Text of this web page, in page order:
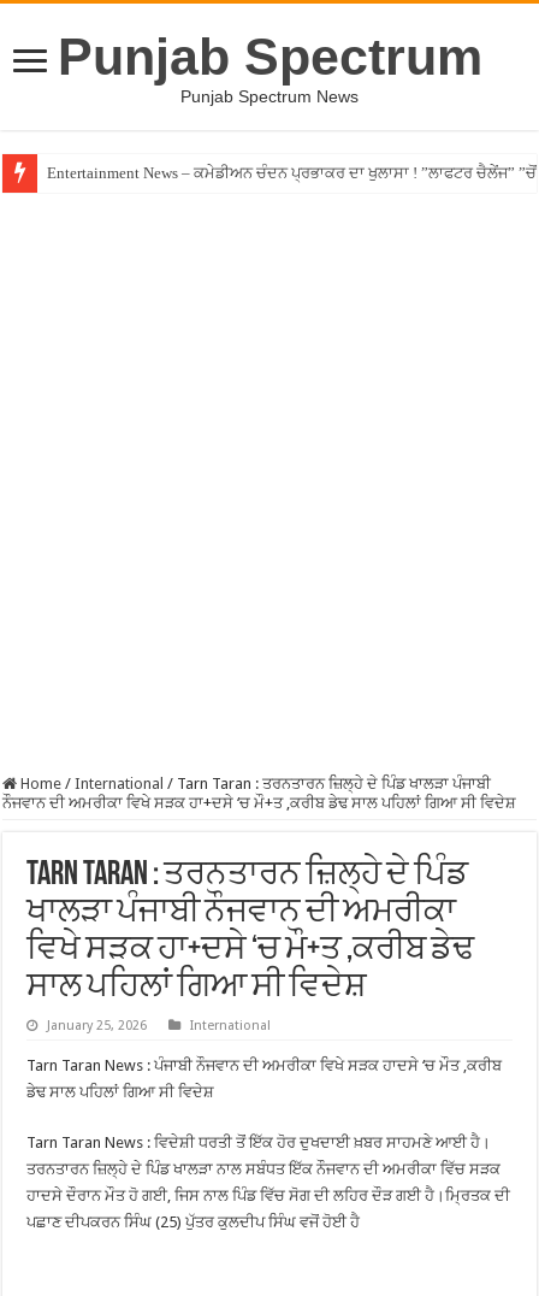
Punjab Spectrum
Punjab Spectrum News
Entertainment News – ਕਮੇਡੀਅਨ ਚੰਦਨ ਪ੍ਰਭਾਕਰ ਦਾ ਖੁਲਾਸਾ ! ”ਲਾਫਟਰ ਚੈਲੇਂਜ”
Home / International / Tarn Taran : ਤਰਨਤਾਰਨ ਜ਼ਿਲ੍ਹੇ ਦੇ ਪਿੰਡ ਖਾਲੜਾ ਪੰਜਾਬੀ
ਨੌਜਵਾਨ ਦੀ ਅਮਰੀਕਾ ਵਿਖੇ ਸੜਕ ਹਾ+ਦਸੇ ‘ਚ ਮੌ+ਤ ,ਕਰੀਬ ਡੇਢ ਸਾਲ ਪਹਿਲਾਂ ਗਿਆ ਸੀ ਵਿਦੇਸ਼
Tarn Taran : ਤਰਨਤਾਰਨ ਜ਼ਿਲ੍ਹੇ ਦੇ ਪਿੰਡ
ਖਾਲੜਾ ਪੰਜਾਬੀ ਨੌਜਵਾਨ ਦੀ ਅਮਰੀਕਾ
ਵਿਖੇ ਸੜਕ ਹਾ+ਦਸੇ ‘ਚ ਮੌ+ਤ ,ਕਰੀਬ ਡੇਢ
ਸਾਲ ਪਹਿਲਾਂ ਗਿਆ ਸੀ ਵਿਦੇਸ਼
January 25, 2026 International
Tarn Taran News : ਪੰਜਾਬੀ ਨੌਜਵਾਨ ਦੀ ਅਮਰੀਕਾ ਵਿਖੇ ਸੜਕ ਹਾਦਸੇ ‘ਚ ਮੌਤ ,ਕਰੀਬ
ਡੇਢ ਸਾਲ ਪਹਿਲਾਂ ਗਿਆ ਸੀ ਵਿਦੇਸ਼
Tarn Taran News : ਵਿਦੇਸ਼ੀ ਧਰਤੀ ਤੋਂ ਇੱਕ ਹੋਰ ਦੁਖਦਾਈ ਖ਼ਬਰ ਸਾਹਮਣੇ ਆਈ ਹੈ।
ਤਰਨਤਾਰਨ ਜ਼ਿਲ੍ਹੇ ਦੇ ਪਿੰਡ ਖਾਲੜਾ ਨਾਲ ਸਬੰਧਤ ਇੱਕ ਨੌਜਵਾਨ ਦੀ ਅਮਰੀਕਾ ਵਿੱਚ ਸੜਕ
ਹਾਦਸੇ ਦੌਰਾਨ ਮੌਤ ਹੋ ਗਈ, ਜਿਸ ਨਾਲ ਪਿੰਡ ਵਿੱਚ ਸੋਗ ਦੀ ਲਹਿਰ ਦੌੜ ਗਈ ਹੈ।ਮ੍ਰਿਤਕ ਦੀ
ਪਛਾਣ ਦੀਪਕਰਨ ਸਿੰਘ (25) ਪੁੱਤਰ ਕੁਲਦੀਪ ਸਿੰਘ ਵਜੋਂ ਹੋਈ ਹੈ